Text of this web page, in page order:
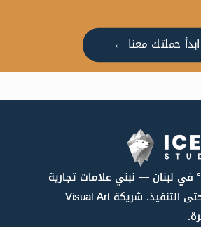
ابدأ حملتك معنا ←
وكالة إعلانية 360° في لبنان — نبني علامات تجارية
مؤثرة من الفكرة حتى التنفيذ. شريكة Visual Art